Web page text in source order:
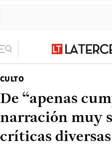
CULTO
De “apenas
narración muy
críticas